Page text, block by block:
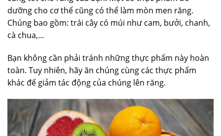
dưỡng cho cơ thể cũng có thể làm mòn men răng.
Chúng bao gồm: trái cây có múi như cam, bưởi, chanh,
cà chua,…
Bạn không cần phải tránh những thực phẩm này hoàn
toàn. Tuy nhiên, hãy ăn chúng cùng các thực phẩm
khác để giảm tác động của chúng lên răng.